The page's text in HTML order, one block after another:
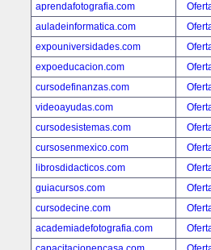
aprendafotografia.com
auladeinformatica.com
expouniversidades.com
expoeducacion.com
cursodefinanzas.com
videoayudas.com
cursodesistemas.com
cursosenmexico.com
librosdidacticos.com
guiacursos.com
cursodecine.com
academiadefotografia.com